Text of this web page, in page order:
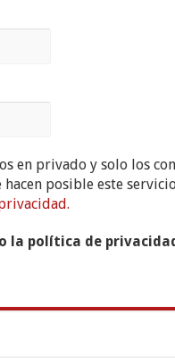
en privado y solo los
posible este
la política de